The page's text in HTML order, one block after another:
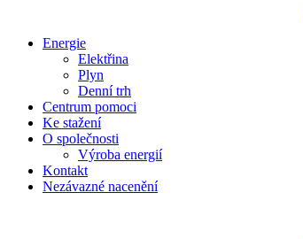
Energie
Elektřina
Plyn
Denní trh
Centrum pomoci
Ke stažení
O společnosti
Výroba energií
Kontakt
Nezávazné nacenění